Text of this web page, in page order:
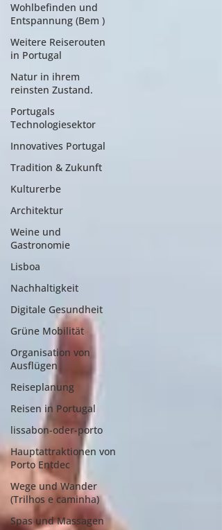
Wohlbefinden und
Entspannung (Bem )
Weitere Reiserouten
in Portugal
Natur in ihrem
reinsten Zustand.
Portugals
Technologiesektor
Innovatives Portugal
Tradition & Zukunft
Kulturerbe
Architektur
Weine und
Gastronomie
Lisboa
Nachhaltigkeit
Digitale Gesundheit
Grüne Mobilität
Organisation von
Ausflügen
Reiseplanung
Reisen in Portugal
lissabon-oder-porto
Hauptattraktionen von
Porto Entdec
Wege und Wander
(Trilhos e caminha)
Spas und Massagen